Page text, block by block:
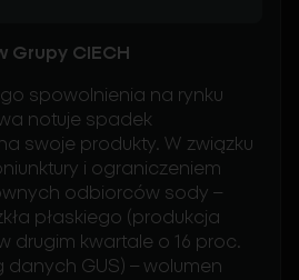
Grupy CIECH
spowolnienia na rynku
notuje spadek
swoje produkty. W związku
i ograniczeniem
odbiorców sody –
płaskiego (produkcja
drugim kwartale o 16 proc.
danych GUS) – wolumen